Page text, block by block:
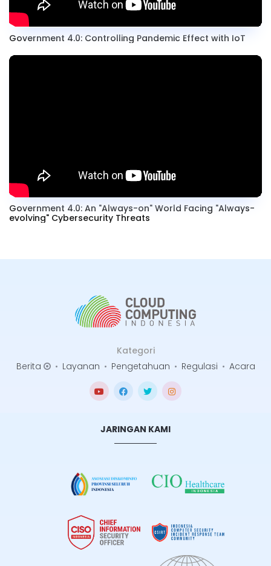
Government 4.0: Controlling Pandemic Effect with IoT
Government 4.0: An "Always-on" World Facing "Always-
evolving" Cybersecurity Threats
Kategori
Berita
• Layanan • Pengetahuan • Regulasi • Acara
JARINGAN KAMI